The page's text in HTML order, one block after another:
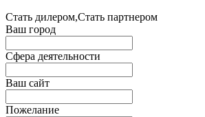
Стать дилером,Стать партнером
Ваш город
Сфера деятельности
Ваш сайт
Пожелание